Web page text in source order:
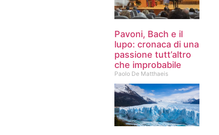
Pavoni, Bach e il
lupo: cronaca di una
passione tutt’altro
che improbabile
Paolo De Matthaeis